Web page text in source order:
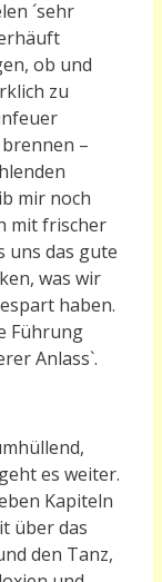
´sehr
ob und
zu
–
mir noch
mit frischer
uns das gute
was wir
haben.
Führung
Anlass`.
es weiter.
Kapiteln
über das
den Tanz,